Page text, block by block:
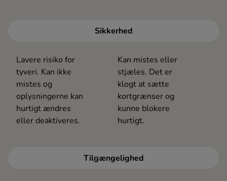
Sikkerhed
Lavere risiko for
tyveri. Kan ikke
mistes og
oplysningerne kan
hurtigt ændres
eller deaktiveres.
Kan mistes eller
stjæles. Det er
klogt at sætte
kortgrænser og
kunne blokere
hurtigt.
Tilgængelighed